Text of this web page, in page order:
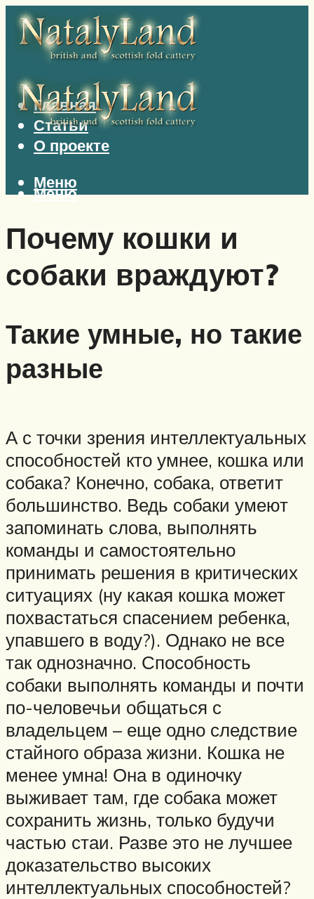
Главная
Статьи
О проекте
Меню
Меню
Почему кошки и
собаки враждуют?
Такие умные, но такие
разные
А с точки зрения интеллектуальных
способностей кто умнее, кошка или
собака? Конечно, собака, ответит
большинство. Ведь собаки умеют
запоминать слова, выполнять
команды и самостоятельно
принимать решения в критических
ситуациях (ну какая кошка может
похвастаться спасением ребенка,
упавшего в воду?). Однако не все
так однозначно. Способность
собаки выполнять команды и почти
по-человечьи общаться с
владельцем – еще одно следствие
стайного образа жизни. Кошка не
менее умна! Она в одиночку
выживает там, где собака может
сохранить жизнь, только будучи
частью стаи. Разве это не лучшее
доказательство высоких
интеллектуальных способностей?